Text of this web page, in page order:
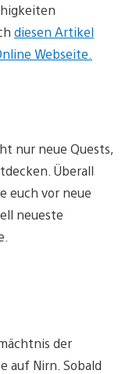
diesen Artikel
Webseite.
nur neue Quests,
Überall
euch vor neue
neueste
der
auf Nirn. Sobald